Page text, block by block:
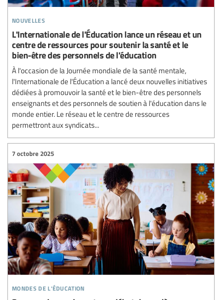
nouvelles
L'Internationale de l'Éducation lance un réseau et un
centre de ressources pour soutenir la santé et le
bien-être des personnels de l'éducation
À l'occasion de la Journée mondiale de la santé mentale,
l'Internationale de l'Éducation a lancé deux nouvelles initiatives
dédiées à promouvoir la santé et le bien-être des personnels
enseignants et des personnels de soutien à l'éducation dans le
monde entier. Le réseau et le centre de ressources
permettront aux syndicats...
mondes de l'éducation
7 octobre 2025